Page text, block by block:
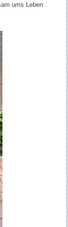
ums Leben